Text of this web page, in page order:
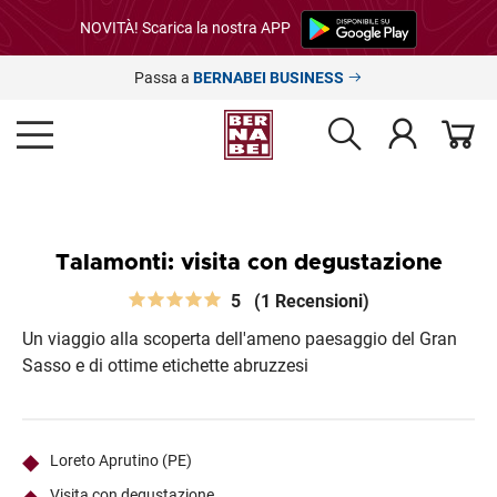
NOVITÀ! Scarica la nostra APP
Passa a BERNABEI BUSINESS
Talamonti: visita con degustazione
5 (1 Recensioni)
Un viaggio alla scoperta dell'ameno paesaggio del Gran
Sasso e di ottime etichette abruzzesi
Loreto Aprutino (PE)